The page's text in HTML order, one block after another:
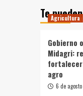
TeAgricultura
Gobierno
Midagri:
agro
6 de